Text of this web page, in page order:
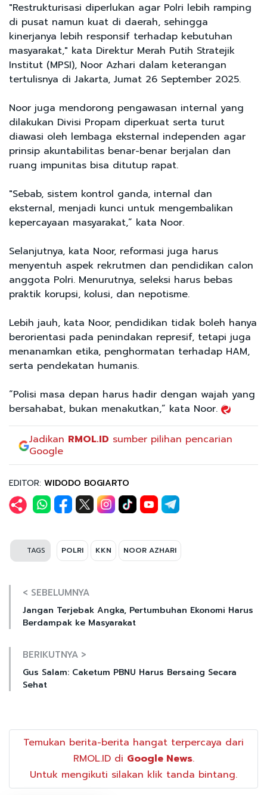
"Restrukturisasi diperlukan agar Polri lebih ramping
di pusat namun kuat di daerah, sehingga
kinerjanya lebih responsif terhadap kebutuhan
masyarakat," kata Direktur Merah Putih Stratejik
Institut (MPSI), Noor Azhari dalam keterangan
tertulisnya di Jakarta, Jumat 26 September 2025.
Noor juga mendorong pengawasan internal yang
dilakukan Divisi Propam diperkuat serta turut
diawasi oleh lembaga eksternal independen agar
prinsip akuntabilitas benar-benar berjalan dan
ruang impunitas bisa ditutup rapat.
"Sebab, sistem kontrol ganda, internal dan
eksternal, menjadi kunci untuk mengembalikan
kepercayaan masyarakat,” kata Noor.
Selanjutnya, kata Noor, reformasi juga harus
menyentuh aspek rekrutmen dan pendidikan calon
anggota Polri. Menurutnya, seleksi harus bebas
praktik korupsi, kolusi, dan nepotisme.
Lebih jauh, kata Noor, pendidikan tidak boleh hanya
berorientasi pada penindakan represif, tetapi juga
menanamkan etika, penghormatan terhadap HAM,
serta pendekatan humanis.
“Polisi masa depan harus hadir dengan wajah yang
bersahabat, bukan menakutkan,” kata Noor.
Jadikan RMOL.ID sumber pilihan pencarian
Google
EDITOR: WIDODO BOGIARTO
TAGS POLRI KKN NOOR AZHARI
< SEBELUMNYA
Jangan Terjebak Angka, Pertumbuhan Ekonomi Harus
Berdampak ke Masyarakat
BERIKUTNYA >
Gus Salam: Caketum PBNU Harus Bersaing Secara
Sehat
Temukan berita-berita hangat terpercaya dari
RMOL.ID di Google News.
Untuk mengikuti silakan klik tanda bintang.